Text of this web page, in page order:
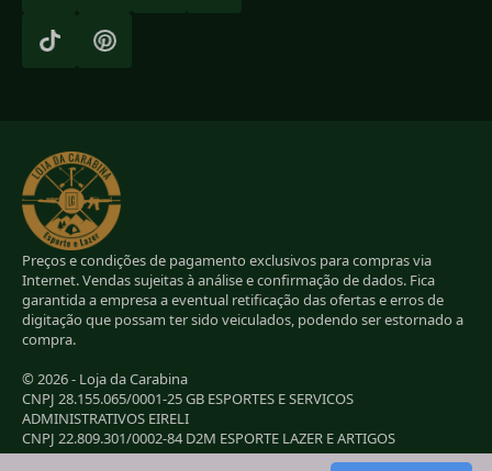
Preços e condições de pagamento exclusivos para compras via
Internet. Vendas sujeitas à análise e confirmação de dados. Fica
garantida a empresa a eventual retificação das ofertas e erros de
digitação que possam ter sido veiculados, podendo ser estornado a
compra.
© 2026 - Loja da Carabina
CNPJ 28.155.065/0001-25 GB ESPORTES E SERVICOS
ADMINISTRATIVOS EIRELI
CNPJ 22.809.301/0002-84 D2M ESPORTE LAZER E ARTIGOS
ESPORTIVOS EIRELI